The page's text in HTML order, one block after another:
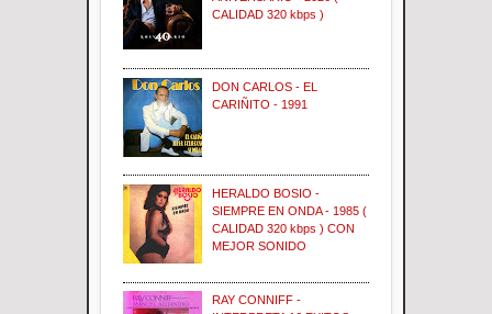
CALIDAD 320 kbps )
DON CARLOS - EL
CARIÑITO - 1991
HERALDO BOSIO -
SIEMPRE EN ONDA - 1985 (
CALIDAD 320 kbps ) CON
MEJOR SONIDO
RAY CONNIFF -